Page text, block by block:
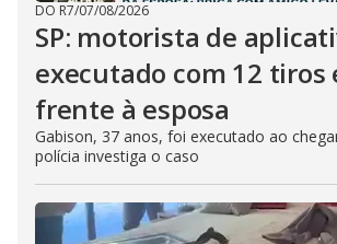
DO R7/07/08/2026
SP: motorista de
executado com 12 tiros
frente à esposa
Gabison, 37 anos, foi executado ao
polícia investiga o caso